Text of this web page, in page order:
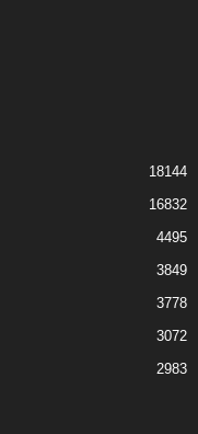
18144
16832
4495
3849
3778
3072
2983